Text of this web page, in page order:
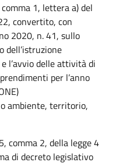
1, lettera a) del
convertito, con
2020, n. 41, sullo
dell’istruzione
l’avvio delle attività di
per l’anno
ambiente, territorio,
comma 2, della legge 4
di decreto legislativo